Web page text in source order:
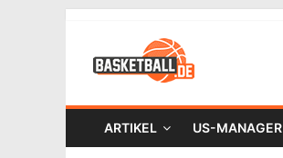
ARTIKEL US-MANAGER